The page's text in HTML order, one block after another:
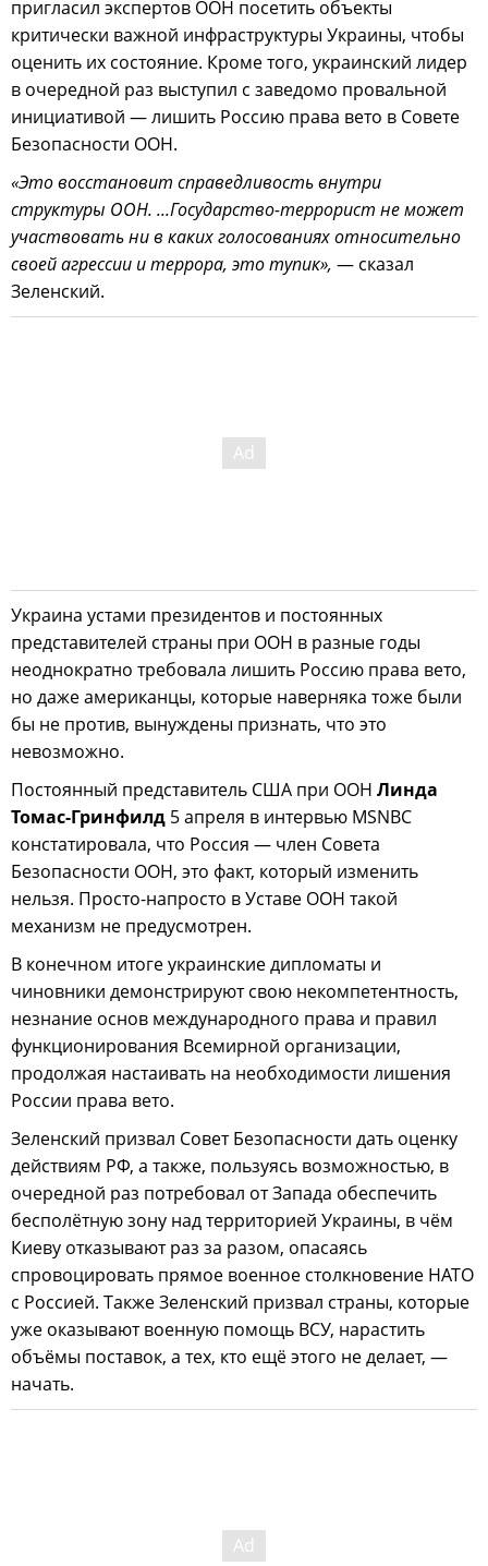
пригласил экспертов ООН посетить объекты
критически важной инфраструктуры Украины, чтобы
оценить их состояние. Кроме того, украинский лидер
в очередной раз выступил с заведомо провальной
инициативой — лишить Россию права вето в Совете
Безопасности ООН.
«Это восстановит справедливость внутри
структуры ООН. ...Государство-террорист не может
участвовать ни в каких голосованиях относительно
своей агрессии и террора, это тупик», — сказал
Зеленский.
Украина устами президентов и постоянных
представителей страны при ООН в разные годы
неоднократно требовала лишить Россию права вето,
но даже американцы, которые наверняка тоже были
бы не против, вынуждены признать, что это
невозможно.
Постоянный представитель США при ООН Линда
Томас-Гринфилд 5 апреля в интервью MSNBC
констатировала, что Россия — член Совета
Безопасности ООН, это факт, который изменить
нельзя. Просто-напросто в Уставе ООН такой
механизм не предусмотрен.
В конечном итоге украинские дипломаты и
чиновники демонстрируют свою некомпетентность,
незнание основ международного права и правил
функционирования Всемирной организации,
продолжая настаивать на необходимости лишения
России права вето.
Зеленский призвал Совет Безопасности дать оценку
действиям РФ, а также, пользуясь возможностью, в
очередной раз потребовал от Запада обеспечить
бесполётную зону над территорией Украины, в чём
Киеву отказывают раз за разом, опасаясь
спровоцировать прямое военное столкновение НАТО
с Россией. Также Зеленский призвал страны, которые
уже оказывают военную помощь ВСУ, нарастить
объёмы поставок, а тех, кто ещё этого не делает, —
начать.